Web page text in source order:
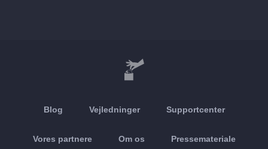
Blog Vejledninger Supportcenter
Vores partnere Om os Pressemateriale